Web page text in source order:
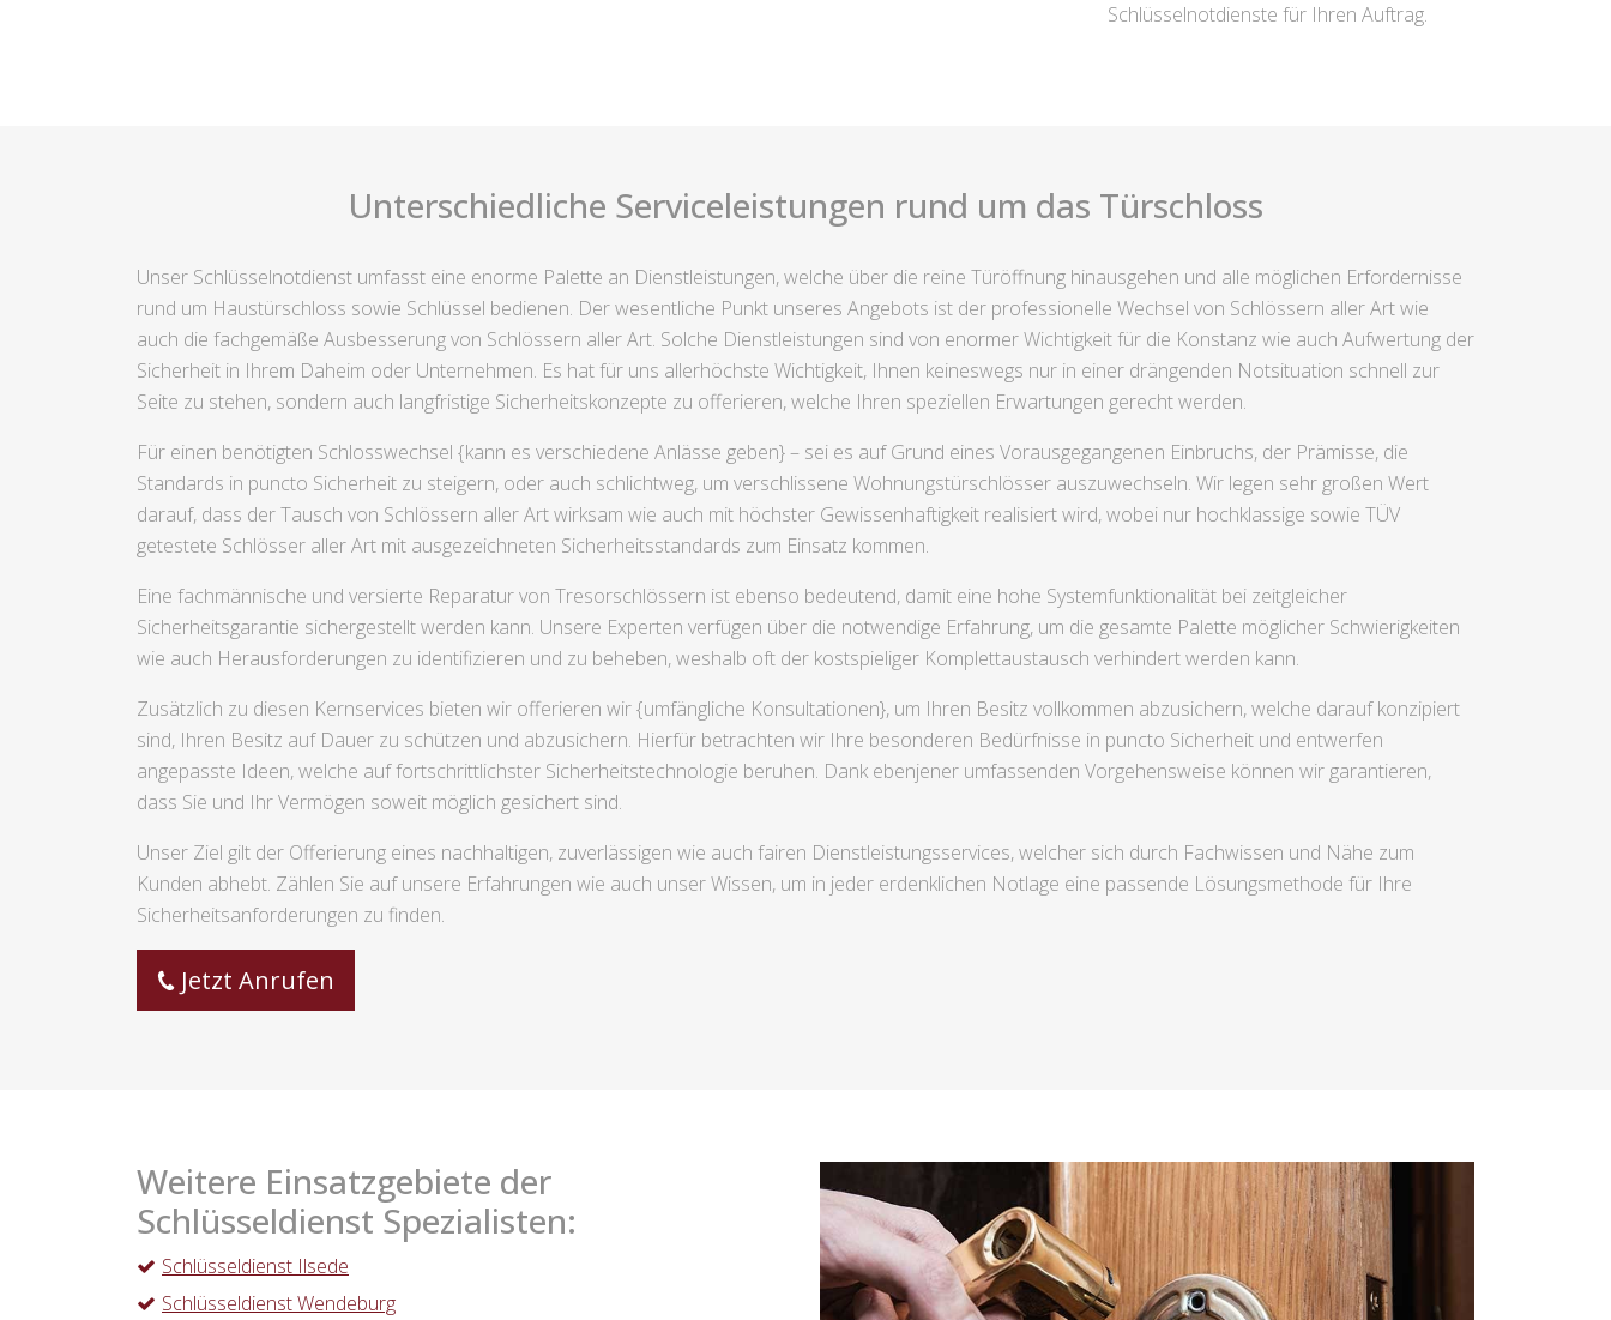
Schlüsselnotdienste für Ihren Auftrag.
Unterschiedliche Serviceleistungen rund um das Türschloss
Unser Schlüsselnotdienst umfasst eine enorme Palette an Dienstleistungen, welche über die reine Türöffnung hinausgehen und alle möglichen Erfordernisse
rund um Haustürschloss sowie Schlüssel bedienen. Der wesentliche Punkt unseres Angebots ist der professionelle Wechsel von Schlössern aller Art wie
auch die fachgemäße Ausbesserung von Schlössern aller Art. Solche Dienstleistungen sind von enormer Wichtigkeit für die Konstanz wie auch Aufwertung der
Sicherheit in Ihrem Daheim oder Unternehmen. Es hat für uns allerhöchste Wichtigkeit, Ihnen keineswegs nur in einer drängenden Notsituation schnell zur
Seite zu stehen, sondern auch langfristige Sicherheitskonzepte zu offerieren, welche Ihren speziellen Erwartungen gerecht werden.
Für einen benötigten Schlosswechsel {kann es verschiedene Anlässe geben} – sei es auf Grund eines Vorausgegangenen Einbruchs, der Prämisse, die
Standards in puncto Sicherheit zu steigern, oder auch schlichtweg, um verschlissene Wohnungstürschlösser auszuwechseln. Wir legen sehr großen Wert
darauf, dass der Tausch von Schlössern aller Art wirksam wie auch mit höchster Gewissenhaftigkeit realisiert wird, wobei nur hochklassige sowie TÜV
getestete Schlösser aller Art mit ausgezeichneten Sicherheitsstandards zum Einsatz kommen.
Eine fachmännische und versierte Reparatur von Tresorschlössern ist ebenso bedeutend, damit eine hohe Systemfunktionalität bei zeitgleicher
Sicherheitsgarantie sichergestellt werden kann. Unsere Experten verfügen über die notwendige Erfahrung, um die gesamte Palette möglicher Schwierigkeiten
wie auch Herausforderungen zu identifizieren und zu beheben, weshalb oft der kostspieliger Komplettaustausch verhindert werden kann.
Zusätzlich zu diesen Kernservices bieten wir offerieren wir {umfängliche Konsultationen}, um Ihren Besitz vollkommen abzusichern, welche darauf konzipiert
sind, Ihren Besitz auf Dauer zu schützen und abzusichern. Hierfür betrachten wir Ihre besonderen Bedürfnisse in puncto Sicherheit und entwerfen
angepasste Ideen, welche auf fortschrittlichster Sicherheitstechnologie beruhen. Dank ebenjener umfassenden Vorgehensweise können wir garantieren,
dass Sie und Ihr Vermögen soweit möglich gesichert sind.
Unser Ziel gilt der Offerierung eines nachhaltigen, zuverlässigen wie auch fairen Dienstleistungsservices, welcher sich durch Fachwissen und Nähe zum
Kunden abhebt. Zählen Sie auf unsere Erfahrungen wie auch unser Wissen, um in jeder erdenklichen Notlage eine passende Lösungsmethode für Ihre
Sicherheitsanforderungen zu finden.
Jetzt Anrufen
Weitere Einsatzgebiete der
Schlüsseldienst Spezialisten:
Schlüsseldienst Ilsede
Schlüsseldienst Wendeburg